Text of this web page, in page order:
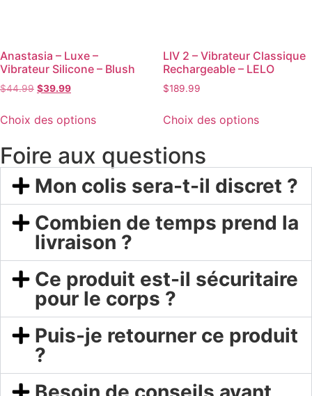
Anastasia – Luxe –
Vibrateur Silicone – Blush
$44.99 $39.99
Choix des options
LIV 2 – Vibrateur Classique
Rechargeable – LELO
$189.99
Choix des options
Foire aux questions
Mon colis sera-t-il discret ?
Combien de temps prend la
livraison ?
Ce produit est-il sécuritaire
pour le corps ?
Puis-je retourner ce produit
?